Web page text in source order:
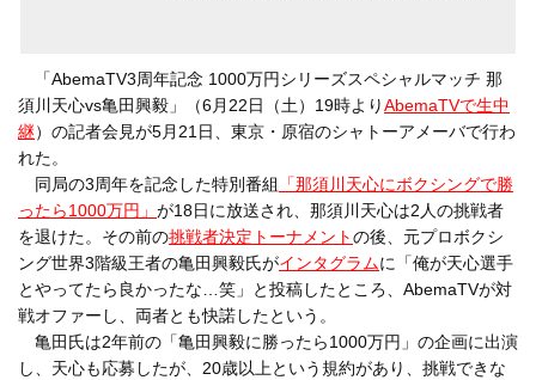
「AbemaTV3周年記念 1000万円シリーズスペシャルマッチ 那
須川天心vs亀田興毅」（6月22日（土）19時よりAbemaTVで生中
継）の記者会見が5月21日、東京・原宿のシャトーアメーバで行わ
れた。
同局の3周年を記念した特別番組
「那須川天心にボクシングで勝
ったら1000万円」 が18日に放送され、那須川天心は2人の挑戦者
を退けた。その前の挑戦者決定トーナメントの後、元プロボクシ
ング世界3階級王者の亀田興毅氏がインタグラムに「俺が天心選手
とやってたら良かったな…笑」と投稿したところ、AbemaTVが対
戦オファーし、両者とも快諾したという。
亀田氏は2年前の「亀田興毅に勝ったら1000万円」の企画に出演
し、天心も応募したが、20歳以上という規約があり、挑戦できな